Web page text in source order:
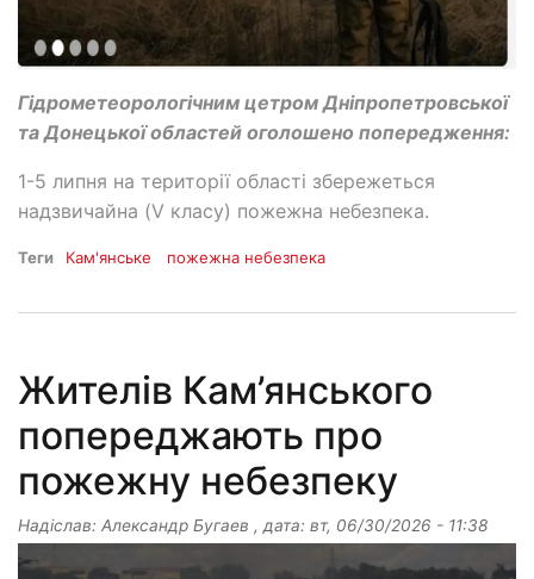
Гідрометеорологічним цетром Дніпропетровської
та Донецької областей оголошено попередження:
1-5 липня на території області збережеться
надзвичайна (V класу) пожежна небезпека.
Теги Кам'янське пожежна небезпека
Жителів Кам’янського
попереджають про
пожежну небезпеку
Надіслав: Александр Бугаев , дата: вт, 06/30/2026 - 11:38